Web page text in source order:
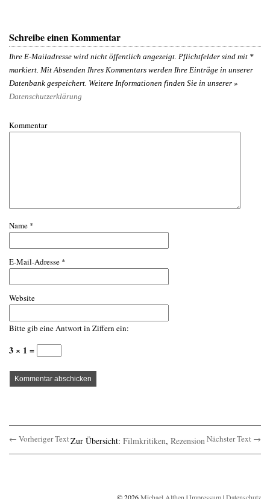
Schreibe einen Kommentar
Ihre E-Mailadresse wird nicht öffentlich angezeigt. Pflichtfelder sind mit *
markiert. Mit Absenden Ihres Kommentars werden Ihre Einträge in unserer
Datenbank gespeichert. Weitere Informationen finden Sie in unserer »
Datenschutzerklärung
Kommentar
Name *
E-Mail-Adresse *
Website
Bitte gib eine Antwort in Ziffern ein:
3 × 1 =
← Vorheriger TextZur Übersicht: Filmkritiken, RezensionNächster Text →